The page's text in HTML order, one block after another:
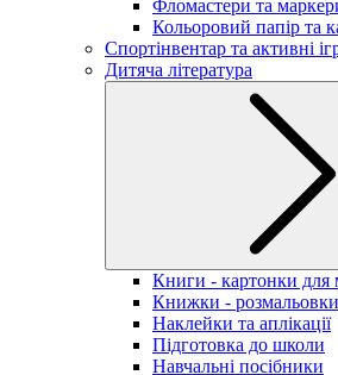
Фломастери та
Кольоровий папір та
Спортінвентар та активні
Дитяча література
Книги - картонки для
Книжки - розмальовки
Наклейки та аплікації
Підготовка до школи
Навчальні посібники